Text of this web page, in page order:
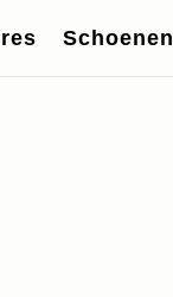
Schoenen